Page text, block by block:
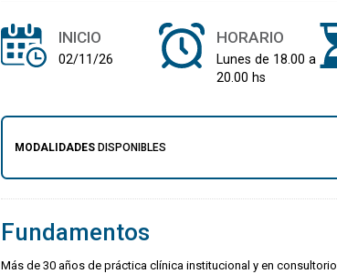
INICIO
02/11/26
HORARIO
Lunes de 18.00 a
20.00 hs
MODALIDADES DISPONIBLES
Fundamentos
Más de 30 años de práctica clínica institucional y en